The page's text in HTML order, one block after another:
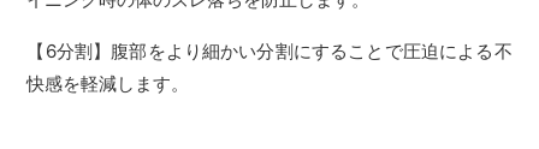
【6分割】腹部をより細かい分割にすることで圧迫による不
快感を軽減します。